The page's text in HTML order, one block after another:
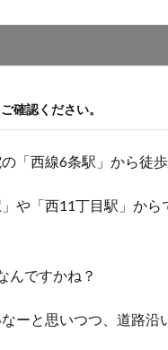
確認ください。
「西線6条駅」から徒歩
や「西11丁目駅」から
んですかね？
ーと思いつつ、道路沿